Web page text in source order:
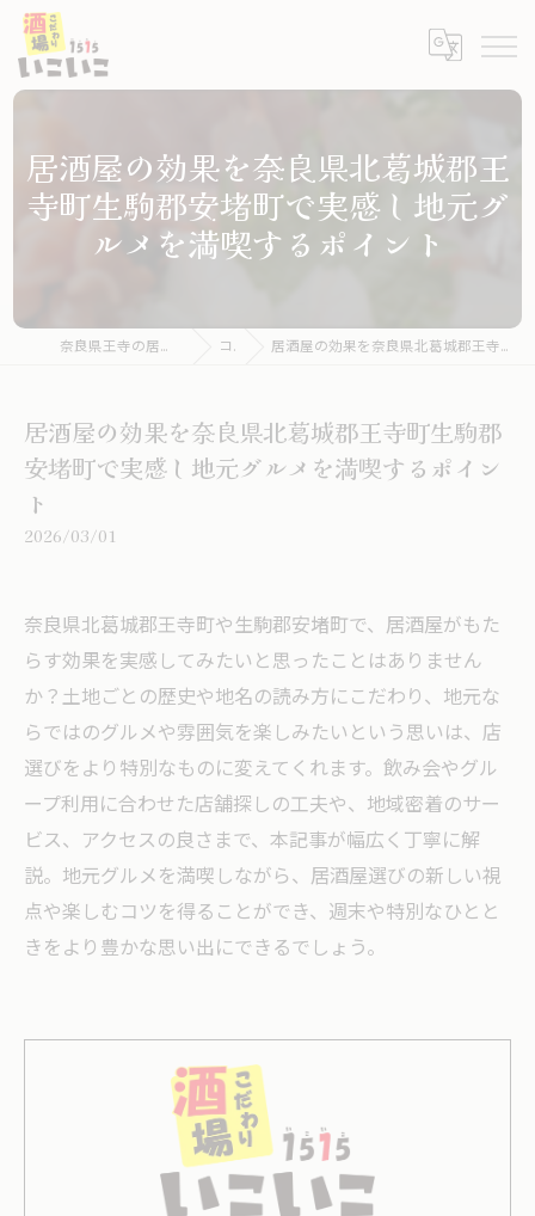
居酒屋の効果を奈良県北葛城郡王
寺町生駒郡安堵町で実感し地元グ
ルメを満喫するポイント
奈良県王寺の居酒屋ならこだわり酒場いこいこ コラム 居酒屋の効果を奈良県北葛城郡王寺町生駒郡安堵町で実感し地元グルメを満喫するポイント
居酒屋の効果を奈良県北葛城郡王寺町生駒郡
安堵町で実感し地元グルメを満喫するポイン
ト
2026/03/01
奈良県北葛城郡王寺町や生駒郡安堵町で、居酒屋がもた
らす効果を実感してみたいと思ったことはありません
か？土地ごとの歴史や地名の読み方にこだわり、地元な
らではのグルメや雰囲気を楽しみたいという思いは、店
選びをより特別なものに変えてくれます。飲み会やグル
ープ利用に合わせた店舗探しの工夫や、地域密着のサー
ビス、アクセスの良さまで、本記事が幅広く丁寧に解
説。地元グルメを満喫しながら、居酒屋選びの新しい視
点や楽しむコツを得ることができ、週末や特別なひとと
きをより豊かな思い出にできるでしょう。